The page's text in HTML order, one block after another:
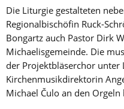
Die Liturgie gestalteten
Regionalbischöfin Ruck-
Bongartz auch Pastor Dirk
Michaelisgemeinde. Die
der Projektbläserchor unter
Kirchenmusikdirektorin
Michael Čulo an den Orgeln